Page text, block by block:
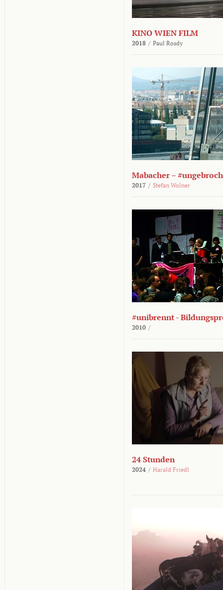
KINO WIEN FILM
2018 / Paul Rosdy
Mabacher –
2017 / Stefan Wolner
#unibrennt -
2010 /
24 Stunden
2024 / Harald Friedl